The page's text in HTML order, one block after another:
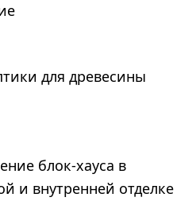
для древесины
блок-хауса в
и внутренней отделке